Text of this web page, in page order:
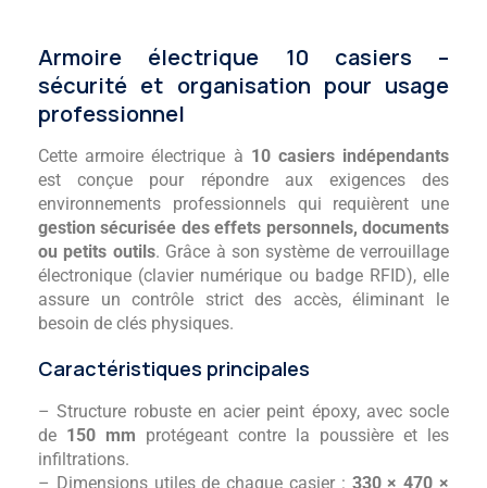
Armoire électrique 10 casiers –
sécurité et organisation pour usage
professionnel
Cette armoire électrique à 10 casiers indépendants
est conçue pour répondre aux exigences des
environnements professionnels qui requièrent une
gestion sécurisée des effets personnels, documents
ou petits outils. Grâce à son système de verrouillage
électronique (clavier numérique ou badge RFID), elle
assure un contrôle strict des accès, éliminant le
besoin de clés physiques.
Caractéristiques principales
– Structure robuste en acier peint époxy, avec socle
de 150 mm protégeant contre la poussière et les
infiltrations.
– Dimensions utiles de chaque casier : 330 × 470 ×